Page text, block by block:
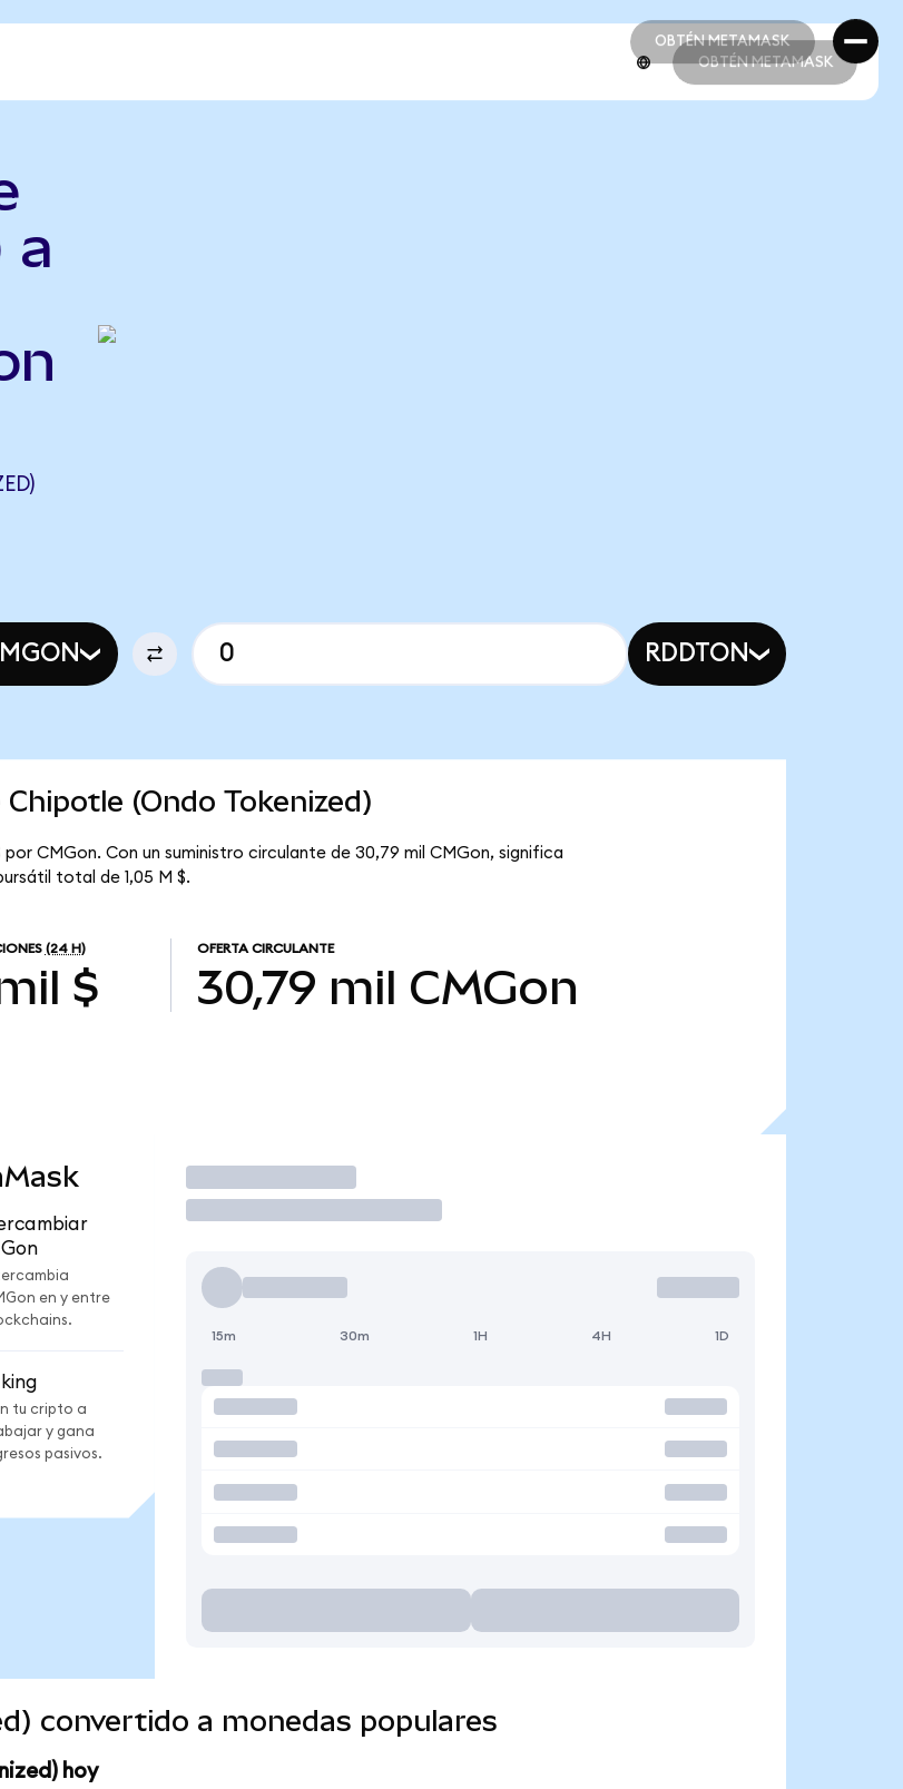
OBTÉN METAMASK
OBTÉN METAMASK
OBTÉN METAMASK
a
RDDTON
(Ondo Tokenized)
CMGon. Con un suministro circulante de 30,79 mil CMGon, significa
total de 1,05 M $.
(24 H)
$
OFERTA CIRCULANTE
30,79 mil CMGon
en y entre
tu cripto a
y gana
pasivos.
Operar
15m 30m 1H 4H 1D
convertido a monedas populares
hoy